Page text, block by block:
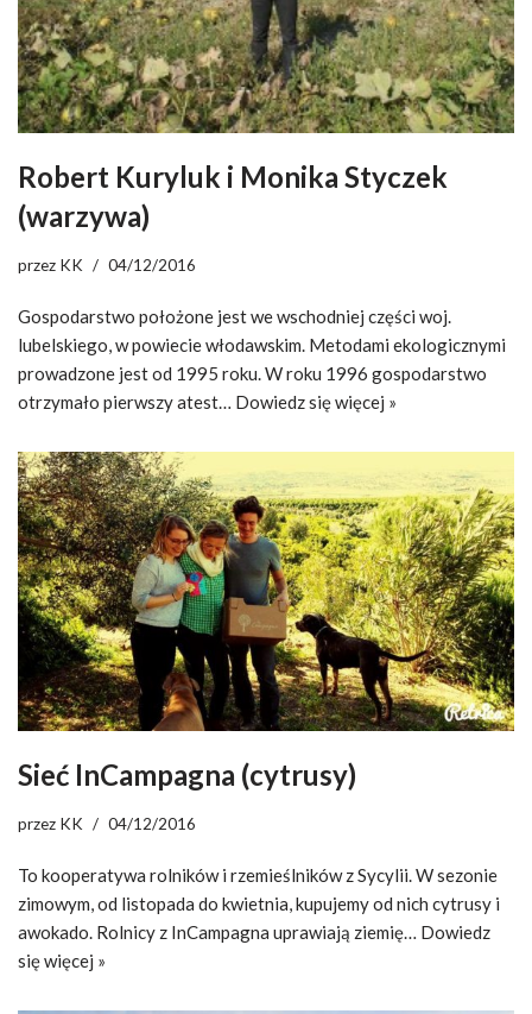
Robert Kuryluk i Monika Styczek
(warzywa)
przez KK 04/12/2016
Gospodarstwo położone jest we wschodniej części woj.
lubelskiego, w powiecie włodawskim. Metodami ekologicznymi
prowadzone jest od 1995 roku. W roku 1996 gospodarstwo
otrzymało pierwszy atest… Dowiedz się więcej »
Sieć InCampagna (cytrusy)
przez KK 04/12/2016
To kooperatywa rolników i rzemieślników z Sycylii. W sezonie
zimowym, od listopada do kwietnia, kupujemy od nich cytrusy i
awokado. Rolnicy z InCampagna uprawiają ziemię… Dowiedz
się więcej »